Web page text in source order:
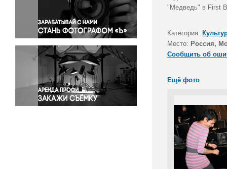
Правосудие
Происшествия и конфликты
Религия
Светская жизнь
Спорт
Экология
Экономика и бизнес
"Медведь" в First
Категория:
Место: Россия,
Сообщить об
Ещё фото